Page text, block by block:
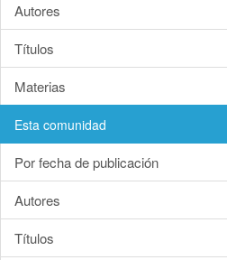
Autores
Títulos
Materias
Esta comunidad
Por fecha de publicación
Autores
Títulos